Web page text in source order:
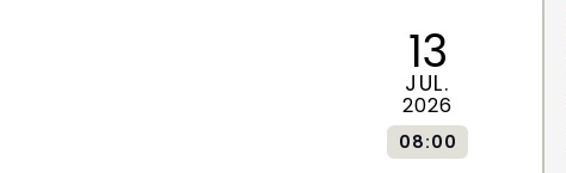
13
JUL.
2026
08:00